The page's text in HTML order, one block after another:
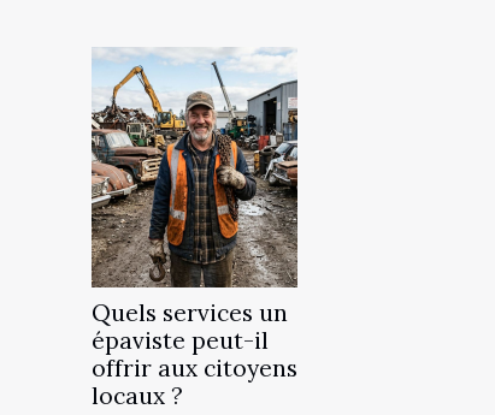
Quels services un
épaviste peut-il
offrir aux citoyens
locaux ?